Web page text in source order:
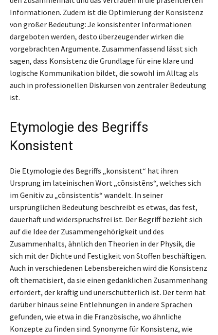
Informationen. Zudem ist die Optimierung der Konsistenz
von großer Bedeutung: Je konsistenter Informationen
dargeboten werden, desto überzeugender wirken die
vorgebrachten Argumente. Zusammenfassend lässt sich
sagen, dass Konsistenz die Grundlage für eine klare und
logische Kommunikation bildet, die sowohl im Alltag als
auch in professionellen Diskursen von zentraler Bedeutung
ist.
Etymologie des Begriffs
Konsistent
Die Etymologie des Begriffs „konsistent“ hat ihren
Ursprung im lateinischen Wort „cōnsistēns“, welches sich
im Genitiv zu „cōnsistentis“ wandelt. In seiner
ursprünglichen Bedeutung beschreibt es etwas, das fest,
dauerhaft und widerspruchsfrei ist. Der Begriff bezieht sich
auf die Idee der Zusammengehörigkeit und des
Zusammenhalts, ähnlich den Theorien in der Physik, die
sich mit der Dichte und Festigkeit von Stoffen beschäftigen.
Auch in verschiedenen Lebensbereichen wird die Konsistenz
oft thematisiert, da sie einen gedanklichen Zusammenhang
erfordert, der kräftig und unerschütterlich ist. Der term hat
darüber hinaus seine Entlehnungen in andere Sprachen
gefunden, wie etwa in die Französische, wo ähnliche
Konzepte zu finden sind. Synonyme für Konsistenz, wie